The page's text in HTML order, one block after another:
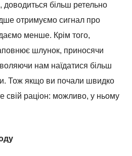
доводиться більш ретельно
отримуємо сигнал про
менше. Крім того,
шлунок, приносячи
нам наїдатися більш
Тож якщо ви почали швидко
свій раціон: можливо, у ньому